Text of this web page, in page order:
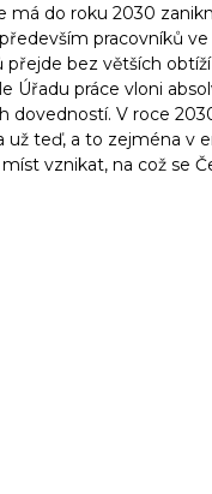
do roku 2030
pracovníků
bez větších
Úřadu práce vloni
dovedností. V roce
už teď, a to zejména v
vznikat, na což se